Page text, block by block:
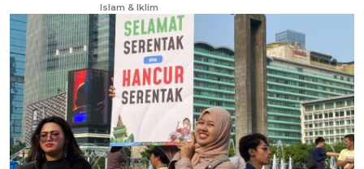
Islam & Iklim